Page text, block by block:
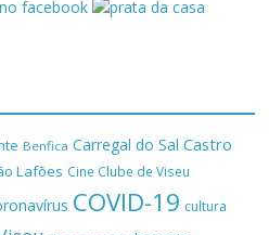
Benfica Carregal do Sal Castro
Lafões Cine Clube de Viseu
COVID-19 cultura